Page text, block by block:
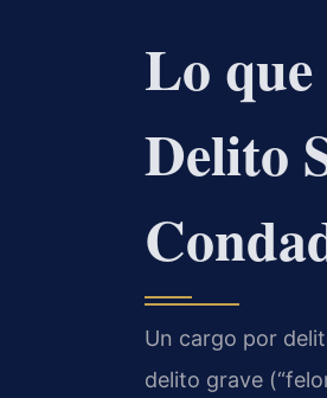
Lo
Delito
Un cargo por
delito grave